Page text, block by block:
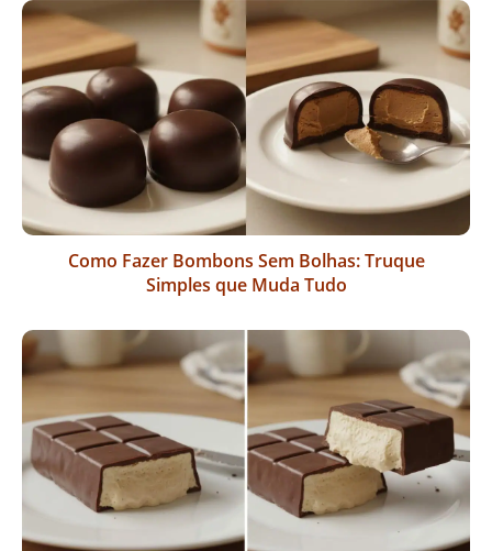
Como Fazer Bombons Sem Bolhas: Truque
Simples que Muda Tudo